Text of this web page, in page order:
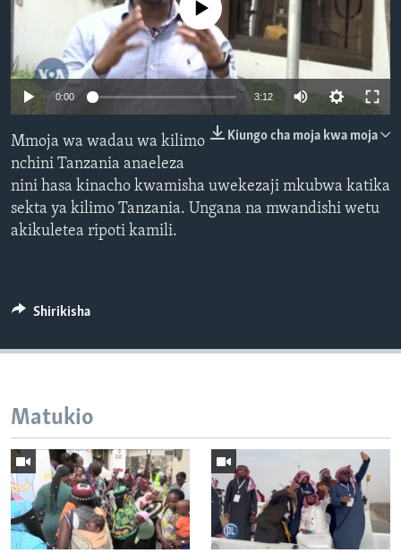
No media source currently available
0:00 3:12
Kiungo cha moja kwa moja
Mmoja wa wadau wa kilimo
nchini Tanzania anaeleza
nini hasa kinacho kwamisha uwekezaji mkubwa katika
sekta ya kilimo Tanzania. Ungana na mwandishi wetu
akikuletea ripoti kamili.
Shirikisha
Matukio